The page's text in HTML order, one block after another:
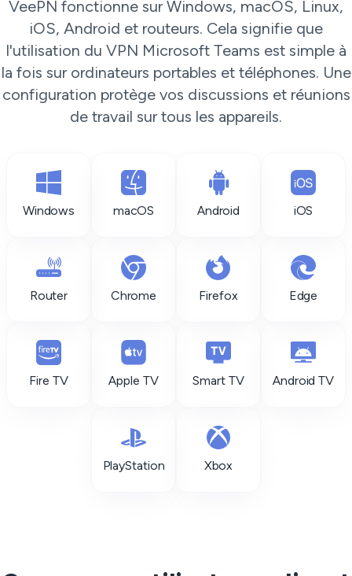
VeePN fonctionne sur Windows, macOS, Linux,
iOS, Android et routeurs. Cela signifie que
l'utilisation du VPN Microsoft Teams est simple à
la fois sur ordinateurs portables et téléphones. Une
configuration protège vos discussions et réunions
de travail sur tous les appareils.
Windows macOS Android iOS
Router Chrome Firefox Edge
Fire TV Apple TV Smart TV Android TV
PlayStation Xbox